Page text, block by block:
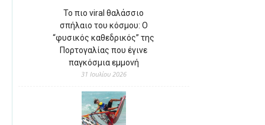
Το πιο viral θαλάσσιο
σπήλαιο του κόσμου: Ο
“φυσικός καθεδρικός” της
Πορτογαλίας που έγινε
παγκόσμια εμμονή
31 Ιουλίου 2026